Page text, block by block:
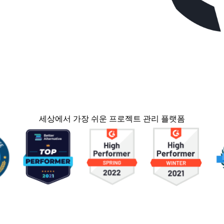
세상에서 가장 쉬운 프로젝트 관리 플랫폼